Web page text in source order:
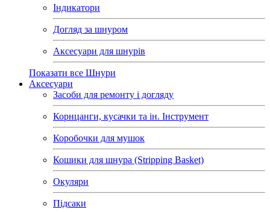
Індикатори
Догляд за шнуром
Аксесуари для шнурів
Показати все Шнури
Аксесуари
Засоби для ремонту і догляду
Корнцанги, кусачки та ін. Інструмент
Коробочки для мушок
Кошики для шнура (Stripping Basket)
Окуляри
Підсаки